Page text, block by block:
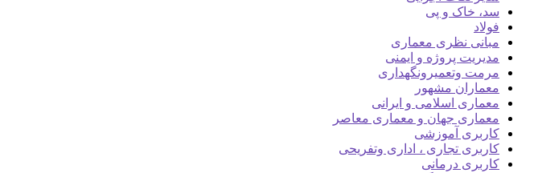
سد، خاک و پی
فولاد
مبانی نظری معماری
مدیریت پروژه و ایمنی
مرمت وتعمیرونگهداری
معماران مشهور
معماری اسلامی و ایرانی
معماری جهان و معماری معاصر
کاربری آموزشی
کاربری تجاری ، اداری وتفریحی
کاربری درمانی